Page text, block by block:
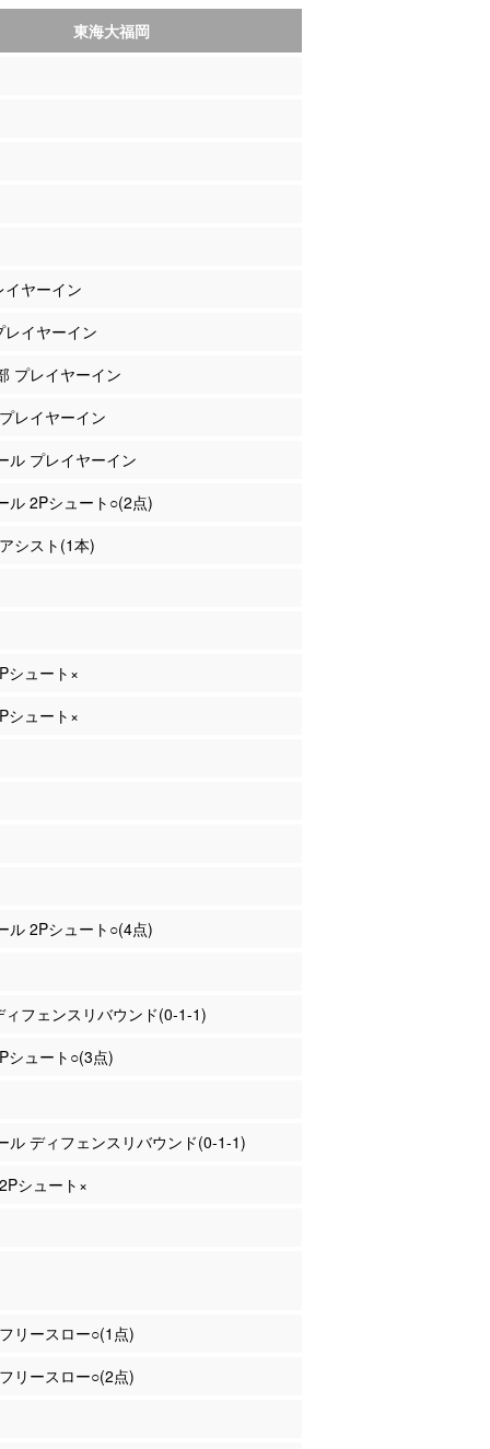
東海大福岡
ヤーイン
イヤーイン
プレイヤーイン
レイヤーイン
ル プレイヤーイン
ル 2Pシュート○(2点)
シスト(1本)
シュート×
シュート×
ル 2Pシュート○(4点)
ィフェンスリバウンド(0-1-1)
シュート○(3点)
ル ディフェンスリバウンド(0-1-1)
シュート×
リースロー○(1点)
リースロー○(2点)